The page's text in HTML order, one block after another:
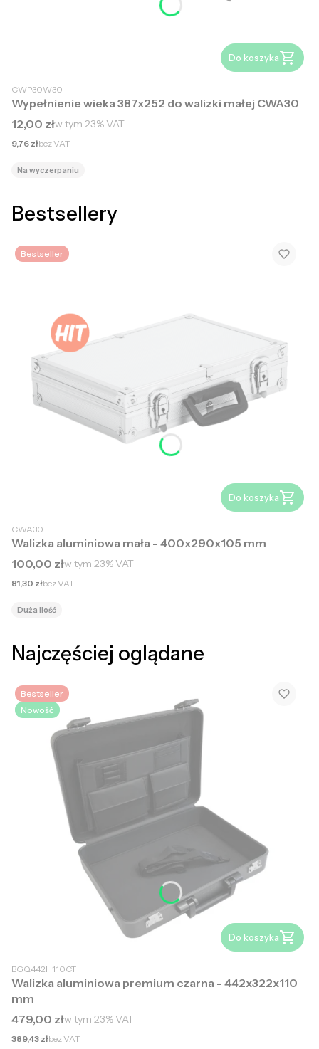
Do koszyka
CWP30W30
Wypełnienie wieka 387x252 do walizki małej CWA30
Cena brutto
12,00 złw tym 23%VAT
Cena netto
9,76 złbez VAT
Na wyczerpaniu
Bestsellery
Bestseller
Do koszyka
CWA30
Walizka aluminiowa mała - 400x290x105 mm
Cena brutto
100,00 złw tym 23%VAT
Cena netto
81,30 złbez VAT
Duża ilość
Najczęściej oglądane
Bestseller
Nowość
Do koszyka
BGQ442H110CT
Walizka aluminiowa premium czarna - 442x322x110
mm
Cena brutto
479,00 złw tym 23%VAT
Cena netto
389,43 złbez VAT